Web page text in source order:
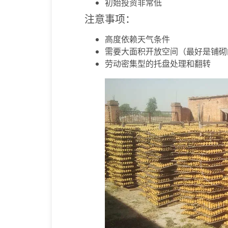
初始投资非常低
注意事项：
高度依赖天气条件
需要大面积开放空间（最好是铺
劳动密集型的托盘处理和翻转